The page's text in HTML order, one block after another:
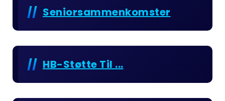
Seniorsammenkomster
HB-Støtte Til ...